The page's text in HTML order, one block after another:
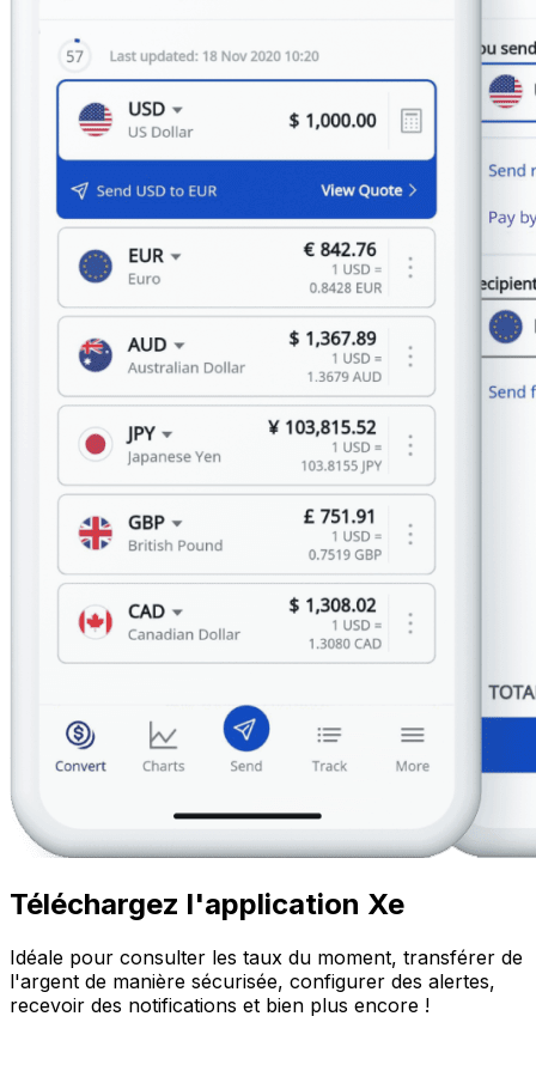
Téléchargez l'application Xe
Idéale pour consulter les taux du moment, transférer de
l'argent de manière sécurisée, configurer des alertes,
recevoir des notifications et bien plus encore !